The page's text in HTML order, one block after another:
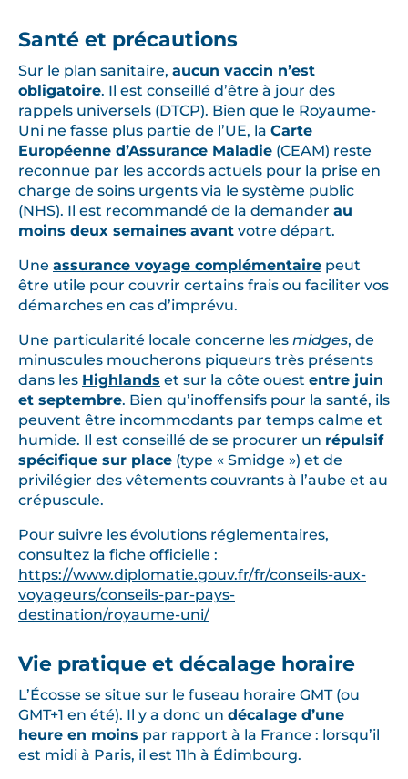
Santé et précautions
Sur le plan sanitaire, aucun vaccin n’est
obligatoire. Il est conseillé d’être à jour des
rappels universels (DTCP). Bien que le Royaume-
Uni ne fasse plus partie de l’UE, la Carte
Européenne d’Assurance Maladie (CEAM) reste
reconnue par les accords actuels pour la prise en
charge de soins urgents via le système public
(NHS). Il est recommandé de la demander au
moins deux semaines avant votre départ.
Une assurance voyage complémentaire peut
être utile pour couvrir certains frais ou faciliter vos
démarches en cas d’imprévu.
Une particularité locale concerne les midges, de
minuscules moucherons piqueurs très présents
dans les Highlands et sur la côte ouest entre juin
et septembre. Bien qu’inoffensifs pour la santé, ils
peuvent être incommodants par temps calme et
humide. Il est conseillé de se procurer un répulsif
spécifique sur place (type « Smidge ») et de
privilégier des vêtements couvrants à l’aube et au
crépuscule.
Pour suivre les évolutions réglementaires,
consultez la fiche officielle :
https://www.diplomatie.gouv.fr/fr/conseils-aux-
voyageurs/conseils-par-pays-
destination/royaume-uni/
Vie pratique et décalage horaire
L’Écosse se situe sur le fuseau horaire GMT (ou
GMT+1 en été). Il y a donc un décalage d’une
heure en moins par rapport à la France : lorsqu’il
est midi à Paris, il est 11h à Édimbourg.